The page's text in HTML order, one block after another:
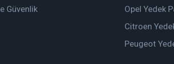
Güvenlik
Opel Yedek
Citroen
Peugeot